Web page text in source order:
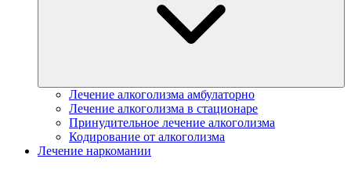
Лечение алкоголизма амбулаторно
Лечение алкоголизма в стационаре
Принудительное лечение алкоголизма
Кодирование от алкоголизма
Лечение наркомании